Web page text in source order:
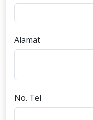
Alamat
No. Tel